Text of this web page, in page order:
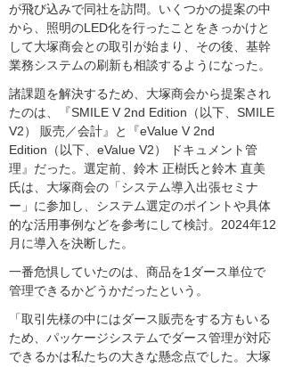
が飛び込みで同社を訪問。いくつかの提案の中
から、照明のLED化を行ったことをきっかけと
して大塚商会との取引が始まり、その後、基幹
業務システムの刷新も相談するようになった。
諸課題を解決するため、大塚商会から提案され
たのは、『SMILE V 2nd Edition（以下、SMILE
V2） 販売／会計』と『eValue V 2nd
Edition（以下、eValue V2） ドキュメント管
理』だった。選定前、鈴木 正樹氏と鈴木 直美
氏は、大塚商会の「システム導入出張セミナ
ー」に参加し、システム選定のポイントや具体
的な活用事例などを参考にして検討。2024年12
月に導入を決断した。
一番危惧していたのは、商品を1ダース単位で
管理できるかどうかだったという。
「取引先様の中にはダース販売をする方もいる
ため、パッケージシステムでダース管理が対応
できるかは私たちの大きな懸念点でした。大塚